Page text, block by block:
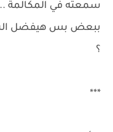
سمعته في المكالمة
ببعض بس هيفضل
؟
***